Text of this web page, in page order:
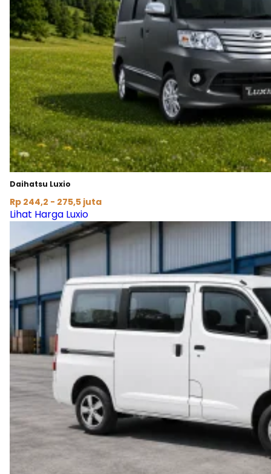
Daihatsu Luxio
Rp 244,2 - 275,5 juta
Lihat Harga Luxio